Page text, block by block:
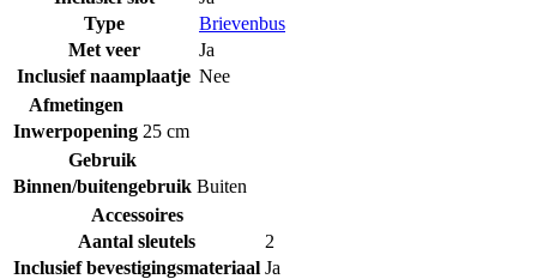
Type
Brievenbus
Met veer
Ja
Inclusief naamplaatje Nee
Afmetingen
Inwerpopening 25 cm
Gebruik
Binnen/buitengebruik Buiten
Accessoires
Aantal sleutels
2
Inclusief bevestigingsmateriaal Ja